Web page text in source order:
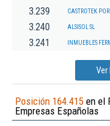
3.239 CASTROTEK
3.240 ALSISOL SL
3.241 INMUEBLES
Ver
Posición 164.415 en el
Empresas Españolas